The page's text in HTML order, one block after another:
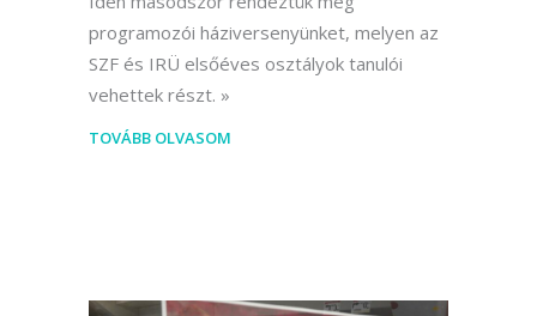
programozói háziversenyünket, melyen az
SZF és IRÜ elsőéves osztályok tanulói
vehettek részt.
TOVÁBB OLVASOM